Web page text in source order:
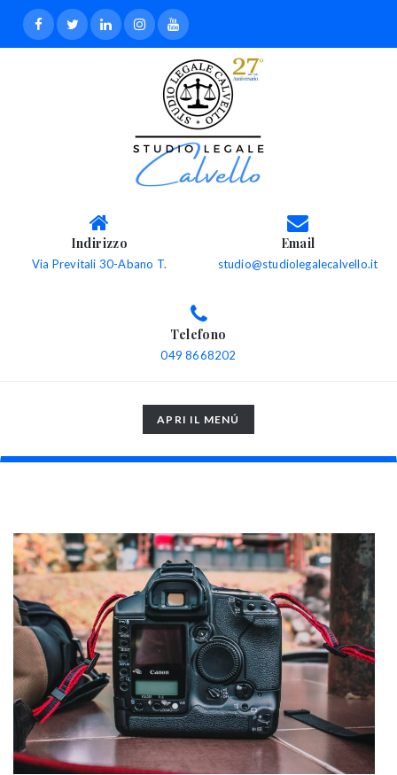
Indirizzo
Via Previtali 30-Abano T.
Email
studio@studiolegalecalvello.it
Telefono
049 8668202
TOGGLE
NAVIGATION
APRI IL MENÚ